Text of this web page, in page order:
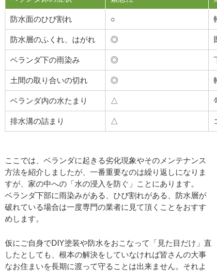
防水面のひび割れ ○
防水層のふくれ、はがれ ◎
ベランダ下の雨染み ◎
土間の取り合いの切れ ◎
ベランダ内の水たまり △
排水溝の詰まり △
ここでは、ベランダに起きる劣化現象やそのメンテナンス
方法を紹介しましたが、一番重要なのは繰り返しになりま
すが、家の中への「水の浸入を防ぐ」ことにあります。
ベランダ下部に雨染みがある、ひび割れがある、防水層が
破れている場合は一度専門の業者に見て頂くことをおすす
めします。
仮にご自身でDIY塗装や防水をおこなって「見た目だけ」直
したとしても、根本の解決をしていなければ皆さんの大事
なお住まいを長期に渡って守ることは出来ません。それよ